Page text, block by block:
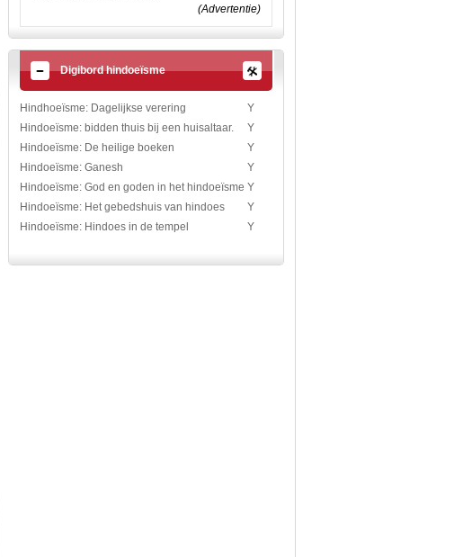
(Advertentie)
Digibord hindoeïsme
Hindhoeïsme: Dagelijkse verering
Y
Hindoeïsme: bidden thuis bij een huisaltaar.
Y
Hindoeïsme: De heilige boeken
Y
Hindoeïsme: Ganesh
Y
Hindoeïsme: God en goden in het hindoeïsme Y
Hindoeïsme: Het gebedshuis van hindoes
Y
Hindoeïsme: Hindoes in de tempel
Y